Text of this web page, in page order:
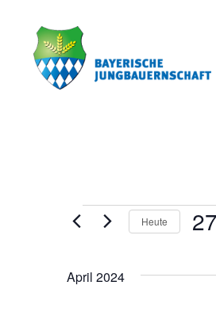
Hauptnavigation
springen
springen
Fußzeile
springen
Heute
April 2024